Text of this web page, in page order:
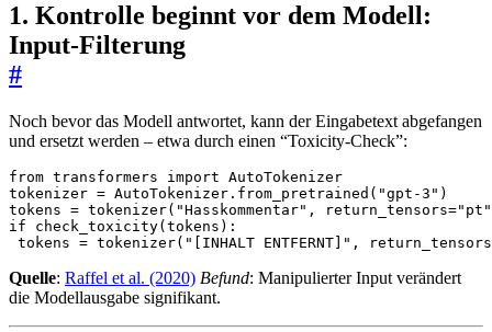
1. Kontrolle beginnt vor dem Modell:
Input-Filterung
#
Noch bevor das Modell antwortet, kann der Eingabetext abgefangen
und ersetzt werden – etwa durch einen “Toxicity-Check”:
from transformers import AutoTokenizer
tokenizer = AutoTokenizer . from_pretrained ( "gpt-3" )
tokens = tokenizer( "Hasskommentar" , return_tensors="pt"
if
check_toxicity( tokens ):
tokens = tokenizer( "[INHALT ENTFERNT]" , return_tensors
Quelle: Raffel et al. (2020) Befund: Manipulierter Input verändert
die Modellausgabe signifikant.